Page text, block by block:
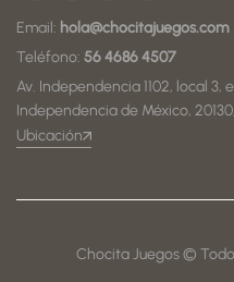
Email: hola@chocitajuegos.com
Teléfono: 56 4686 4507
Av. Independencia 1102, local 3,
Independencia de México,
Ubicación
Chocita Juegos ©